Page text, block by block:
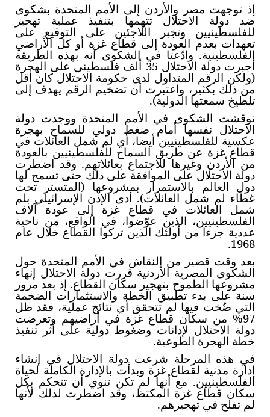
إذ توجهت مصر والأردن إلى الأمم المتحدة بشكوى
ضد دولة الاحتلال تتهمها بتنفيذ عملية تهجير
للفلسطينيين وتجبر اللاجئين على التوقيع على
تعهدات بعدم العودة إلى قطاع غزة أو كل الأراضي
الفلسطينية. وادّعتا في الشكوى أنه بهذه الطريقة
أجبرت دولة الاحتلال 35 ألف فلسطيني على الهجرة
(ولكن الرقم المتداول لدى حكومة الاحتلال كان أقل
من ذلك بكثير، واعتبرت أن تضخيم الرقم يهدف إلى
تلطيخ سمعتها الدولية).
نوقشت الشكوى في الأمم المتحدة ووجدت دولة
الاحتلال نفسها أمام ضغط دولي للسماح بهجرة
عكسية للفلسطينيين أيضا، أي لم شمل العائلات في
قطاع غزة عن طريق السماح للفلسطينيين بالعودة
من الأردن وغيرها للاجتماع بعائلاتهم. وقد اضطرت
دولة الاحتلال على الموافقة على ذلك حتى تسمح لها
دول العالم بالاستمرار بمشروعها (المتستر تحت
غطاء لم شمل العائلات). أدى الإذن الإسرائيلي بلم
شمل العائلات في قطاع غزة إلى عودة آلاف
الفلسطينيين، الذين عوّضوا، في الواقع، من ناحية
عددية جزءا من أولئك الذين تركوا القطاع خلال عام
1968.
بعد وقت قصير من النقاش في الأمم المتحدة حول
الشكوى المصرية الأردنية قررت دولة الاحتلال إنهاء
مشروعها الطموح بتهجير سكان القطاع. إذ بعد مرور
سنة على بدء تطبيق الخطة والاستثمارات الضخمة
التي ضُخت فيها لم تتحقق أي نتائج عملية، فقد ظل
97% من سكان قطاع غزة في أراضيهم وتعرضت
دولة الاحتلال لإدانات وضغوط دولية على أثر تنفيذ
خطة الهجرة الطوعية.
في هذه المرحلة شرعت دولة الاحتلال في إنشاء
إدارة مدنية لقطاع غزة وبدأت بالإدارة الكاملة لحياة
الفلسطينيين. مع أنها لم تكن تنوي أن تتحكم بكل
سكان قطاع غزة المكتظ، وقد اضطرت لذلك لأنها
لم تفلح في تهجيرهم.